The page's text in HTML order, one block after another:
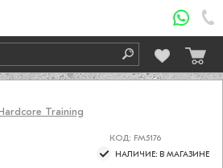
Training
КОД: FM5176
НАЛИЧИЕ: В МАГАЗИНЕ